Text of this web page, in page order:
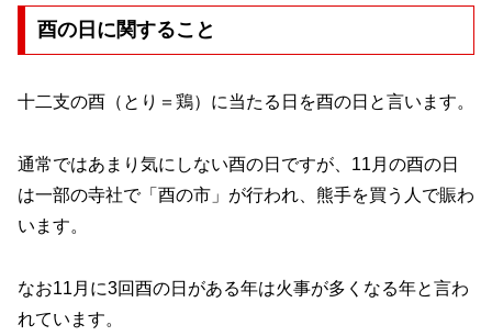
酉の日に関すること
十二支の酉（とり＝鶏）に当たる日を酉の日と言います。
通常ではあまり気にしない酉の日ですが、11月の酉の日
は一部の寺社で「酉の市」が行われ、熊手を買う人で賑わ
います。
なお11月に3回酉の日がある年は火事が多くなる年と言わ
れています。